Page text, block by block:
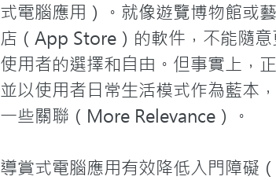
式電腦應用）。就像遊覽博物館或
店（App Store）的軟件，不能隨
使用者的選擇和自由。但事實上，
並以使用者日常生活模式作為藍本
一些關聯（More Relevance）。
導賞式電腦應用有效降低入門障礙